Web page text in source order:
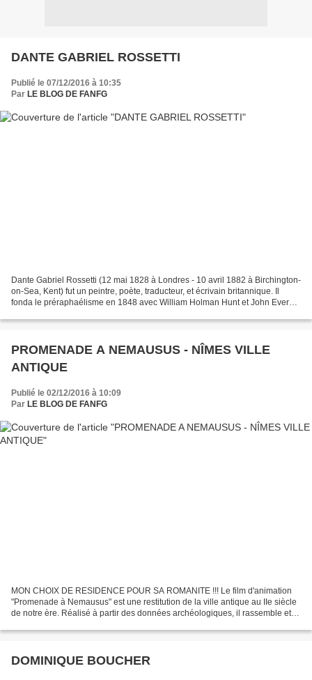
DANTE GABRIEL ROSSETTI
Publié le 07/12/2016 à 10:35
Par LE BLOG DE FANFG
Dante Gabriel Rossetti (12 mai 1828 à Londres - 10 avril 1882 à Birchington-
on-Sea, Kent) fut un peintre, poète, traducteur, et écrivain britannique. Il
fonda le préraphaélisme en 1848 avec William Holman Hunt et John Everett
PROMENADE A NEMAUSUS - NÎMES VILLE
ANTIQUE
Publié le 02/12/2016 à 10:09
Par LE BLOG DE FANFG
MON CHOIX DE RESIDENCE POUR SA ROMANITE !!! Le film d'animation
"Promenade à Nemausus" est une restitution de la ville antique au IIe siècle
de notre ère. Réalisé à partir des données archéologiques, il rassemble et
DOMINIQUE BOUCHER